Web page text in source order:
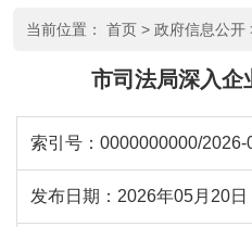
当前位置： 首页 > 政府信息公开
市司法局深入企
索引号： 0000000000/2026-
发布日期： 2026年05月20日